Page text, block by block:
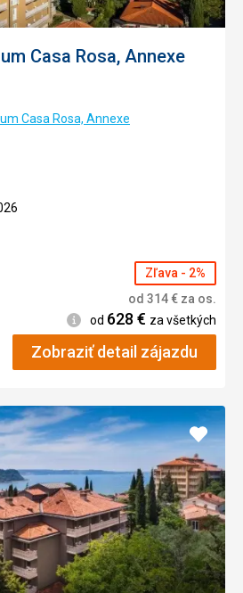
Casa Rosa, Annexe
Casa Rosa, Annexe
Zľava - 2%
od 314€ za os.
Informácie
od 628 € za všetkých
Zobraziť detail zájazdu
Pridať
do